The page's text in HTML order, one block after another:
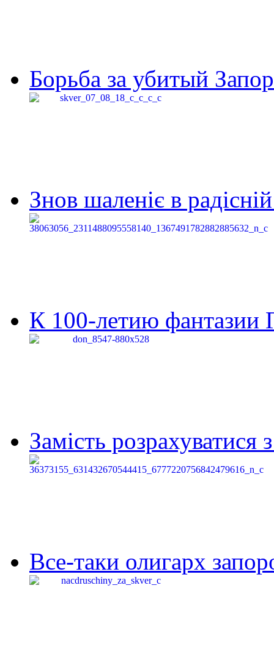
Борьба за убитый
Знов шаленіє в
К 100-летию фантазии
Замість
Все-таки олигарх